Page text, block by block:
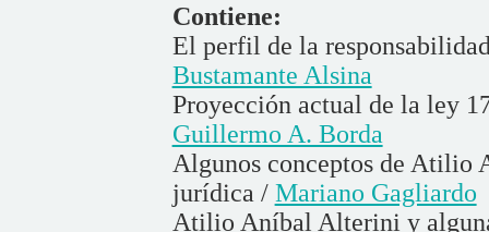
Contiene:
El perfil de la
Bustamante Alsina
Proyección actual de la ley
Guillermo A. Borda
Algunos conceptos de Atilio
jurídica / Mariano Gagliardo
Atilio Aníbal Alterini y